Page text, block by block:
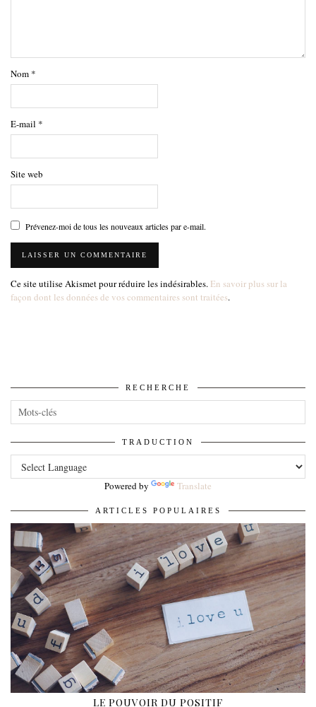
Nom *
E-mail *
Site web
Prévenez-moi de tous les nouveaux articles par e-mail.
Ce site utilise Akismet pour réduire les indésirables. En savoir plus sur la
façon dont les données de vos commentaires sont traitées.
RECHERCHE
TRADUCTION
Powered by Translate
ARTICLES POPULAIRES
LE POUVOIR DU POSITIF